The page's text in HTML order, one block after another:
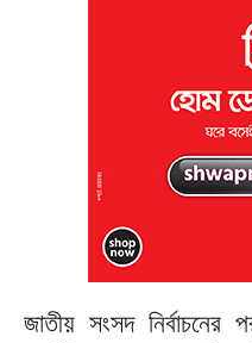
আর্কাইভ
জাতীয় সংসদ নির্বাচনের